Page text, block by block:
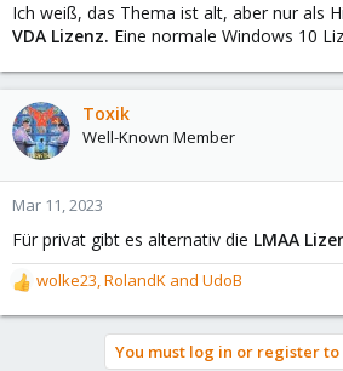
Ich weiß, das Thema ist alt, aber nur als
VDA Lizenz. Eine normale Windows 10
Toxik
Well-Known Member
Mar 11, 2023
Für privat gibt es alternativ die LMAA
R
e
wolke23,RolandK and UdoB
You must log in or register